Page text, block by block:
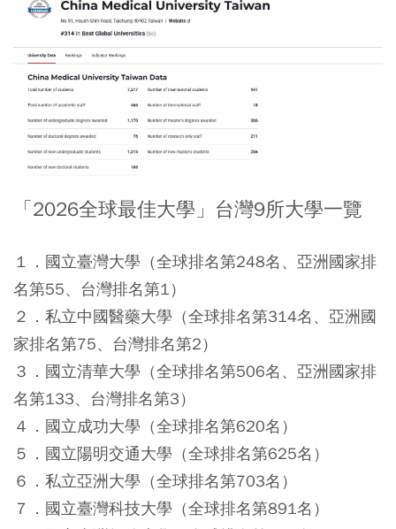
「2026全球最佳大學」台灣9所大學一覽
１．國立臺灣大學（全球排名第248名、亞洲國家排
名第55、台灣排名第1）
２．私立中國醫藥大學（全球排名第314名、亞洲國
家排名第75、台灣排名第2）
３．國立清華大學（全球排名第506名、亞洲國家排
名第133、台灣排名第3）
４．國立成功大學（全球排名第620名）
５．國立陽明交通大學（全球排名第625名）
６．私立亞洲大學（全球排名第703名）
７．國立臺灣科技大學（全球排名第891名）